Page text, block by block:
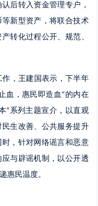
后转入资金管理专户，
新型资产，将联合技术
转化过程公开、规范、
，王建国表示，下半年
血，惠民即造血 ”的内在
”系列主题宣介，以直观
生改善、公共服务提升
，针对网络谣言和恶意
与辟谣机制，以公开透
惠民温度。